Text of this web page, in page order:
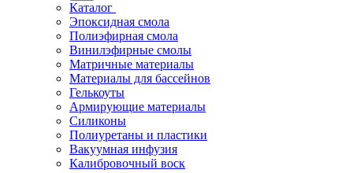
Каталог
Эпоксидная смола
Полиэфирная смола
Винилэфирные смолы
Матричные материалы
Материалы для бассейнов
Гелькоуты
Армирующие материалы
Силиконы
Полиуретаны и пластики
Вакуумная инфузия
Калибровочный воск